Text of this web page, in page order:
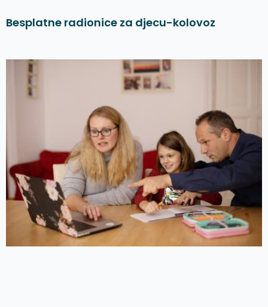
Besplatne radionice za djecu-kolovoz